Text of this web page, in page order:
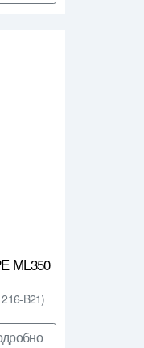
ML350
B21)